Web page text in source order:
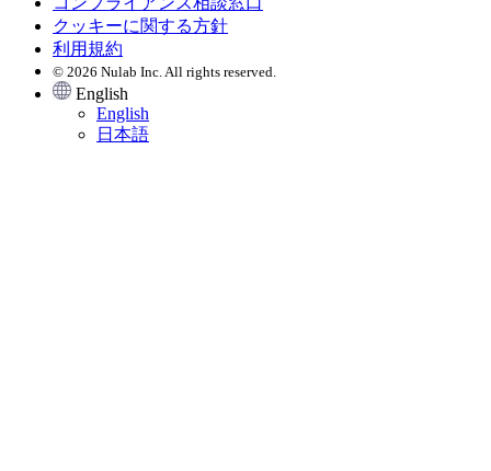
クッキーに関する方針
利用規約
© 2026 Nulab Inc. All rights reserved.
English
English
日本語